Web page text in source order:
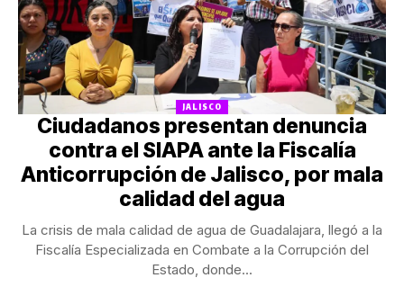
JALISCO
Ciudadanos presentan denuncia
contra el SIAPA ante la Fiscalía
Anticorrupción de Jalisco, por mala
calidad del agua
La crisis de mala calidad de agua de Guadalajara, llegó a la
Fiscalía Especializada en Combate a la Corrupción del
Estado, donde...